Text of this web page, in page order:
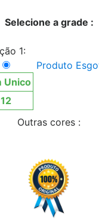
Selecione a grade :
1:
Unico
12
Produto
Outras cores :